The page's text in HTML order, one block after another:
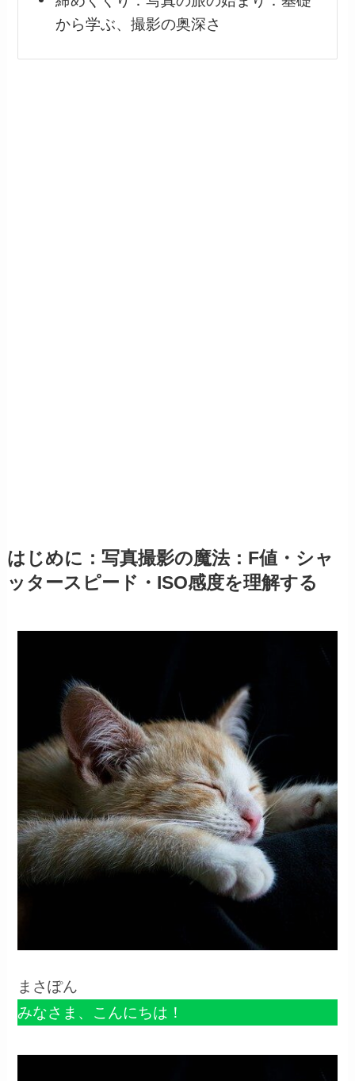
から学ぶ、撮影の奥深さ
はじめに：写真撮影の魔法：F値・シャ
ッタースピード・ISO感度を理解する
まさぽん
みなさま、こんにちは！